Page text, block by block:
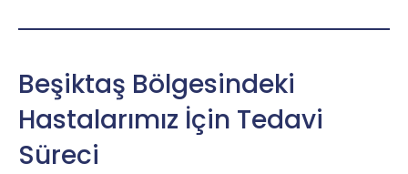
Beşiktaş Bölgesindeki
Hastalarımız İçin Tedavi
Süreci